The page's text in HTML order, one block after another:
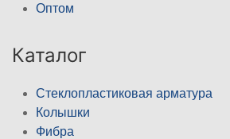
Оптом
Каталог
Стеклопластиковая арматура
Колышки
Фибра